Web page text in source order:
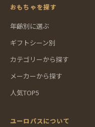
おもちゃを探す
年齢別に選ぶ
ギフトシーン別
カテゴリーから探す
メーカーから探す
人気TOP5
ユーロバスについて